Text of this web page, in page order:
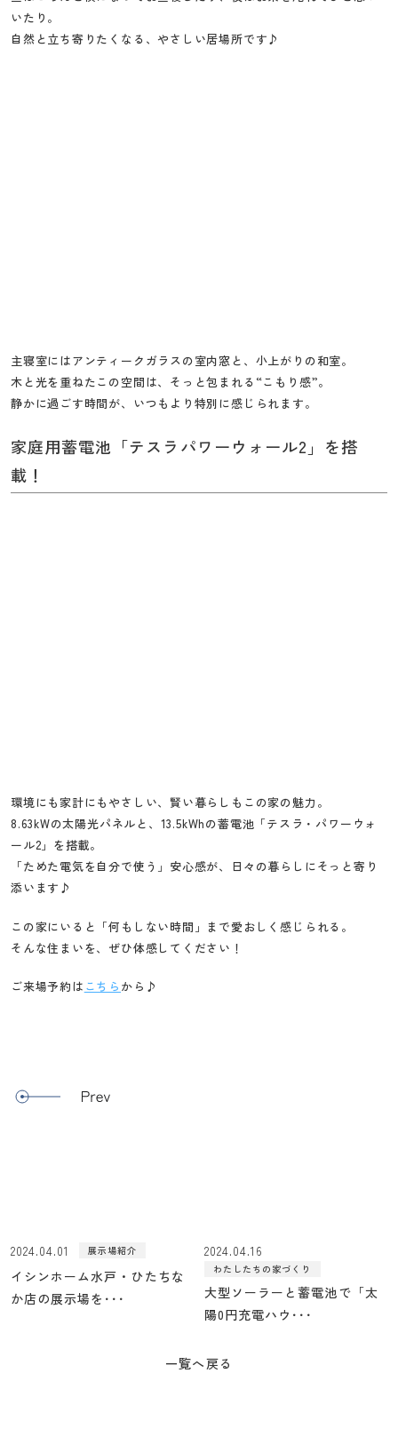
いたり。
自然と立ち寄りたくなる、やさしい居場所です♪
主寝室にはアンティークガラスの室内窓と、小上がりの和室。
木と光を重ねたこの空間は、そっと包まれる“こもり感”。
静かに過ごす時間が、いつもより特別に感じられます。
家庭用蓄電池「テスラパワーウォール2」を搭
載！
環境にも家計にもやさしい、賢い暮らしもこの家の魅力。
8.63kWの太陽光パネルと、13.5kWhの蓄電池「テスラ・パワーウォ
ール2」を搭載。
「ためた電気を自分で使う」安心感が、日々の暮らしにそっと寄り
添います♪
この家にいると「何もしない時間」まで愛おしく感じられる。
そんな住まいを、ぜひ体感してください！
ご来場予約は こちら から♪
2024.04.01 展示場紹介
イシンホーム水戸・ひたちな
か店の展示場を･･･
一覧へ戻る
2024.04.16
わたしたちの家づくり
大型ソーラーと蓄電池で「太
陽0円充電ハウ･･･